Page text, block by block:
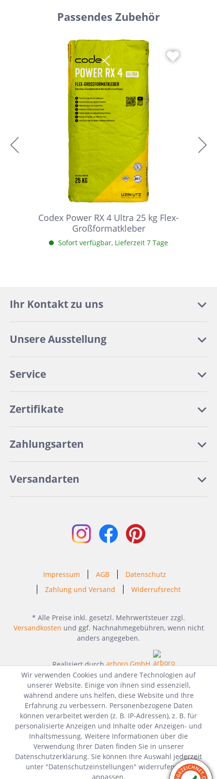
Passendes Zubehör
Codex Power RX 4 Ultra 25 kg Flex-
Großformatkleber
Sofort verfügbar, Lieferzeit 7 Tage
Ihr Kontakt zu uns
Unsere Ausstellung
Service
Zertifikate
Zahlungsarten
Versandarten
Impressum AGB
Datenschutz
Zahlung und Versand
Widerrufsrecht
* Alle Preise inkl. gesetzl. Mehrwertsteuer zzgl.
Versandkosten und ggf. Nachnahmegebühren, wenn nicht
anders angegeben.
Realisiert durcharboro GmbH
Wir verwenden Cookies und andere Technologien auf
unserer Website. Einige von ihnen sind essenziell,
während andere uns helfen, diese Website und Ihre
Erfahrung zu verbessern. Personenbezogene Daten
können verarbeitet werden (z. B. IP-Adressen), z. B. für
personalisierte Anzeigen und Inhalte oder Anzeigen- und
Inhaltsmessung. Weitere Informationen über die
Verwendung Ihrer Daten finden Sie in unserer
Datenschutzerklärung. Sie können Ihre Auswahl jederzeit
unter "Datenschutzeinstellungen" widerrufen oder
anpassen.